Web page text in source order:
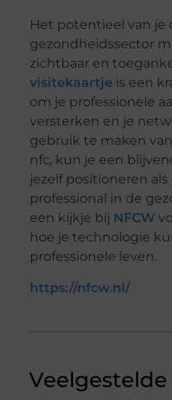
Het potentieel van je
gezondheidssector
zichtbaar en
visitekaartje is een
om je professionele
versterken en je
gebruik te maken
nfc, kun je een
jezelf positioneren
professional in de
een kijkje bij NFCW
hoe je technologie
professionele leven.
https://nfcw.nl/